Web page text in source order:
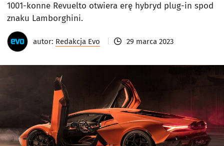
1001-konne Revuelto otwiera erę hybryd plug-in spod
znaku Lamborghini.
autor: Redakcja Evo 29 marca 2023